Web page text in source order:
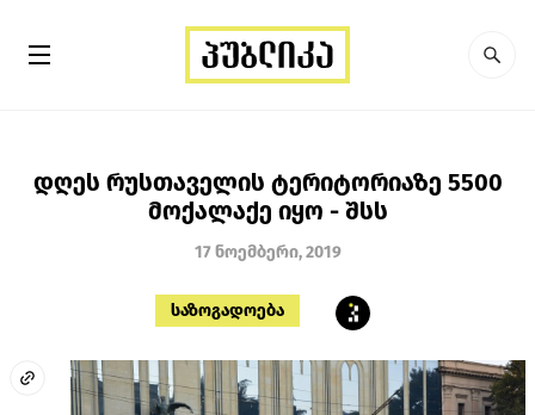
დღეს რუსთაველის ტერიტორიაზე 5500
მოქალაქე იყო - შსს
17 ნოემბერი, 2019
საზოგადოება